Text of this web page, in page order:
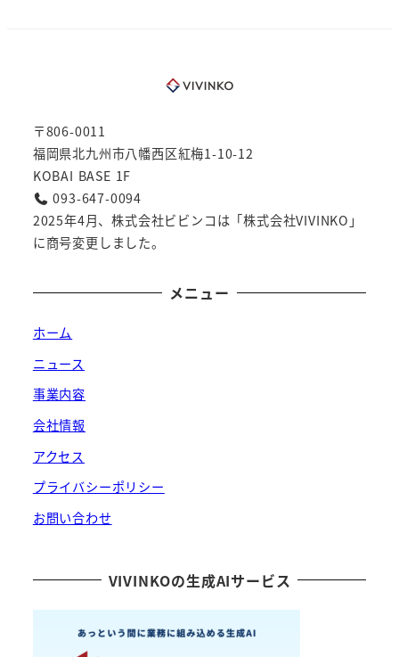
〒806-0011
福岡県北九州市八幡西区紅梅1-10-12
KOBAI BASE 1F
093-647-0094
2025年4月、株式会社ビビンコは「株式会社VIVINKO」
に商号変更しました。
メニュー
ホーム
ニュース
事業内容
会社情報
アクセス
プライバシーポリシー
お問い合わせ
VIVINKOの生成AIサービス